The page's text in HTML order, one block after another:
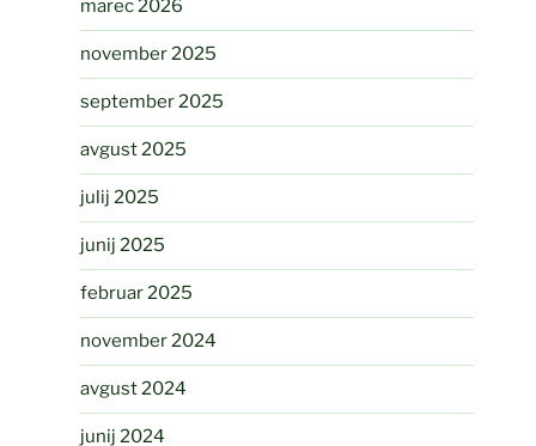
marec 2026
november 2025
september 2025
avgust 2025
julij 2025
junij 2025
februar 2025
november 2024
avgust 2024
junij 2024